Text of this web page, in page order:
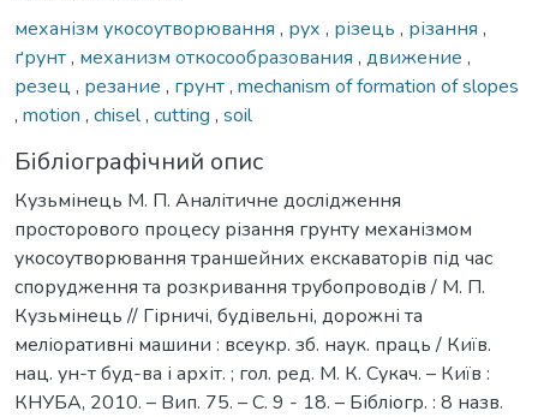
механізм укосоутворювання , рух , різець , різання ,
ґрунт, механизм откосообразования , движение ,
резец , резание , грунт, mechanism of formation of slopes
, motion , chisel, cutting , soil
Бібліографічний опис
Кузьмінець М. П. Аналітичне дослідження
просторового процесу різання грунту механізмом
укосоутворювання траншейних екскаваторів під час
спорудження та розкривання трубопроводів / М. П.
Кузьмінець // Гірничі, будівельні, дорожні та
меліоративні машини : всеукр. зб. наук. праць / Київ.
нац. ун-т буд-ва і архіт. ; гол. ред. М. К. Сукач. – Київ :
КНУБА, 2010. – Вип. 75. – С. 9 - 18. – Бібліогр. : 8 назв.